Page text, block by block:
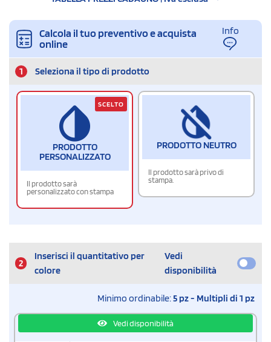
Calcola il tuo preventivo e acquista
online
Info
1 Seleziona il tipo di prodotto
PRODOTTO
PERSONALIZZATO
Il prodotto sarà
personalizzato con stampa
SCELTO
PRODOTTO NEUTRO
Il prodotto sarà privo di
stampa.
2
Inserisci il quantitativo per
colore
Vedi
disponibilità
Minimo ordinabile:5 pz - Multipli di 1 pz
Vedi disponibilità